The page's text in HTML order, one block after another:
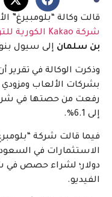
قالت وكالة “بلومبيرغ”
شركة Kakao الكورية للترفيه
بن سلمان إلى سيول
وذكرت الوكالة في تقرير
بشركات الألعاب
رفعت من حصتها في شركة
إلى 6.1%.
فيما قالت شركة
الفيديو.